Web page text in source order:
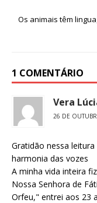
Os animais têm
1 COMENTÁRIO
Vera
26 DE
Gratidão nessa
harmonia das vozes
A minha vida inteira
Nossa Senhora de
Orfeu," entrei aos 23